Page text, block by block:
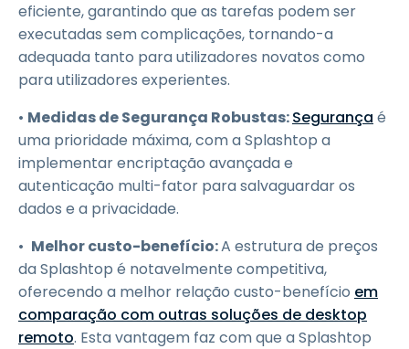
eficiente, garantindo que as tarefas podem ser
executadas sem complicações, tornando-a
adequada tanto para utilizadores novatos como
para utilizadores experientes.
• Medidas de Segurança Robustas:Segurança é
uma prioridade máxima, com a Splashtop a
implementar encriptação avançada e
autenticação multi-fator para salvaguardar os
dados e a privacidade.
• Melhor custo-benefício:A estrutura de preços
da Splashtop é notavelmente competitiva,
oferecendo a melhor relação custo-benefício em
comparação com outras soluções de desktop
remoto. Esta vantagem faz com que a Splashtop